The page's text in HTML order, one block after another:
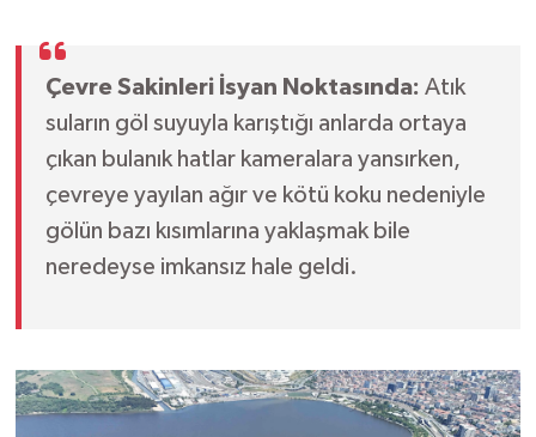
Çevre Sakinleri İsyan Noktasında: Atık
suların göl suyuyla karıştığı anlarda ortaya
çıkan bulanık hatlar kameralara yansırken,
çevreye yayılan ağır ve kötü koku nedeniyle
gölün bazı kısımlarına yaklaşmak bile
neredeyse imkansız hale geldi.